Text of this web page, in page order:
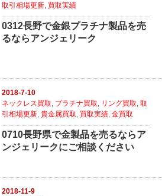
取引相場更新, 買取実績
0312長野で金銀プラチナ製品を売
るならアンジェリーク
2018-7-10
ネックレス買取, プラチナ買取, リング買取,取
引相場更新,貴金属買取, 買取実績,金買取
0710長野県で金製品を売るならア
ンジェリークにご相談ください
2018-11-9